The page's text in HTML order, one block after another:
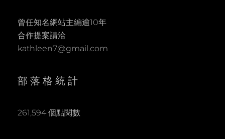
曾任知名網站主編逾10年
合作提案請洽
kathleen7@gmail.com
部落格統計
261,594 個點閱數